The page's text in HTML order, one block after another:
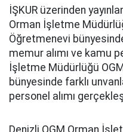
İŞKUR üzerinden
Orman İşletme
Öğretmenevi
memur alımı ve kamu
İşletme Müdürlüğü
bünyesinde farklı
personel alımı
Denizli OGM Orman